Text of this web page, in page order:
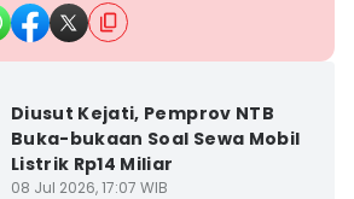
Diusut Kejati, Pemprov NTB
Buka-bukaan Soal Sewa Mobil
Listrik Rp14 Miliar
08 Jul 2026, 17:07 WIB